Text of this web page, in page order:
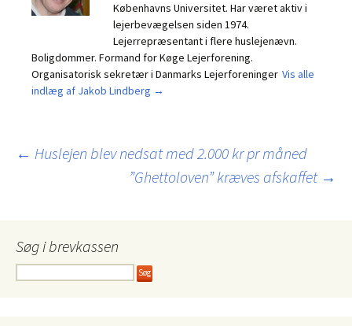
Københavns Universitet. Har været aktiv i
lejerbevægelsen siden 1974.
Lejerrepræsentant i flere huslejenævn.
Boligdommer. Formand for Køge Lejerforening.
Organisatorisk sekretær i Danmarks Lejerforeninger Vis alle
indlæg af Jakob Lindberg →
Indlægsnavigation
← Huslejen blev nedsat med 2.000 kr pr måned
”Ghettoloven” kræves afskaffet →
Søg i brevkassen